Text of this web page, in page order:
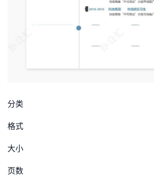
分类
格式
大小
页数